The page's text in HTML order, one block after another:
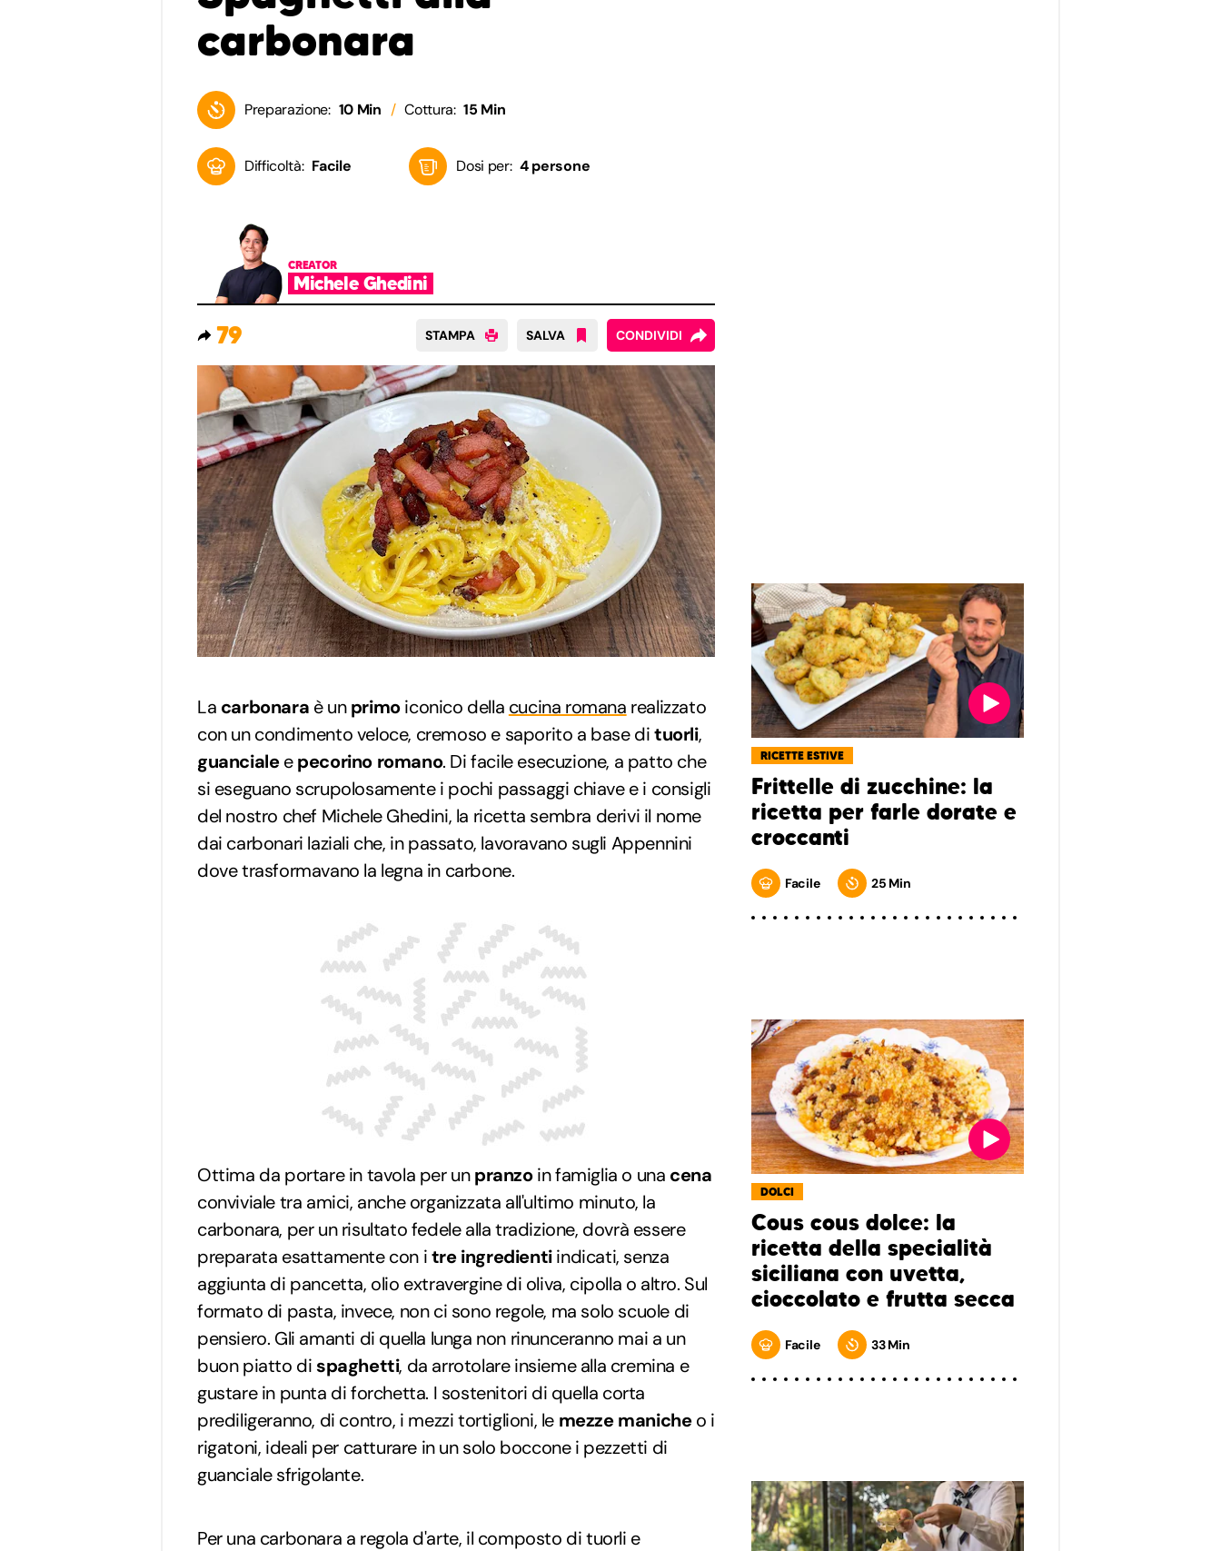
carbonara
Preparazione: 10 Min Cottura: 15 Min
Difficoltà: Facile Dosi per: 4 persone
CREATOR
Michele Ghedini
79 STAMPA SALVA CONDIVIDI
La carbonara è unprimoiconico della cucina romana realizzato
con un condimento veloce, cremoso e saporito a base dituorli,
guancialeepecorino romano. Di facile esecuzione, a patto che
si eseguano scrupolosamente i pochi passaggi chiave e i consigli
del nostro chef Michele Ghedini, la ricetta sembra derivi il nome
dai carbonari laziali che, in passato, lavoravano sugli Appennini
dove trasformavano la legna in carbone.
Ottima da portare in tavola per unpranzoin famiglia o una cena
conviviale tra amici, anche organizzata all'ultimo minuto, la
carbonara, per un risultato fedele alla tradizione, dovrà essere
preparata esattamente con itre ingredientiindicati, senza
aggiunta di pancetta, olio extravergine di oliva, cipolla o altro. Sul
formato di pasta, invece, non ci sono regole, ma solo scuole di
pensiero. Gli amanti di quella lunga non rinunceranno mai a un
buon piatto di spaghetti, da arrotolare insieme alla cremina e
gustare in punta di forchetta. I sostenitori di quella corta
prediligeranno, di contro, i mezzi tortiglioni, le mezze manicheo i
rigatoni, ideali per catturare in un solo boccone i pezzetti di
guanciale sfrigolante.
Per una carbonara a regola d'arte, il composto di tuorli e
RICETTE ESTIVE
Frittelle di zucchine: la
ricetta per farle dorate e
croccanti
Facile 25 Min
DOLCI
Cous cous dolce: la
ricetta della specialità
siciliana con uvetta,
cioccolato e frutta secca
Facile 33 Min